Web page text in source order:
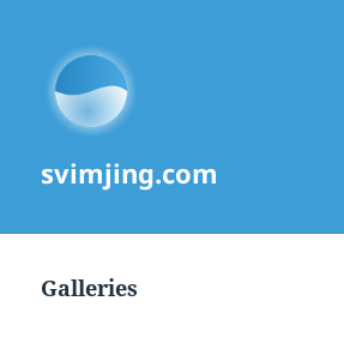
svimjing.com
Galleries